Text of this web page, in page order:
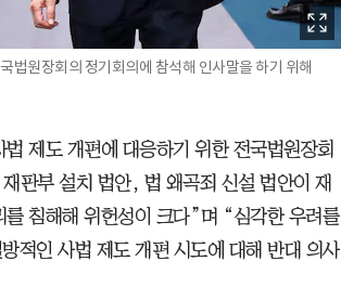
법원장회의 정기회의에 참석해 인사말을 하기 위해
제도 개편에 대응하기 위한 전국법원장회
판부 설치 법안, 법 왜곡죄 신설 법안이 재
침해해 위헌성이 크다”며 “심각한 우려를
적인 사법 제도 개편 시도에 대해 반대 의사